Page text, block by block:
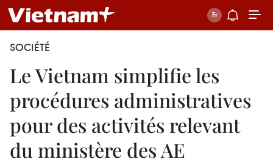
SOCIÉTÉ
Le Vietnam simplifie les
procédures administratives
pour des activités relevant
du ministère des AE